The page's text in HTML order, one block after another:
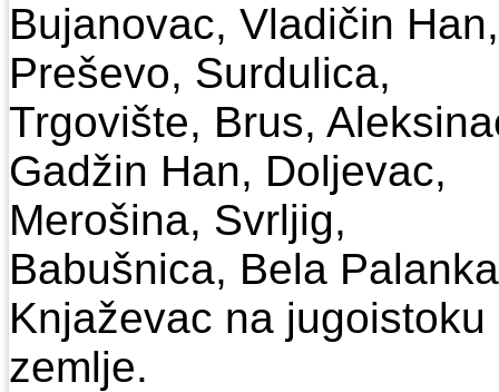
Bujanovac, Vladičin Han,
Preševo, Surdulica,
Trgovište, Brus,
Gadžin Han, Doljevac,
Merošina, Svrljig,
Babušnica, Bela
Knjaževac na jugoistoku
zemlje.